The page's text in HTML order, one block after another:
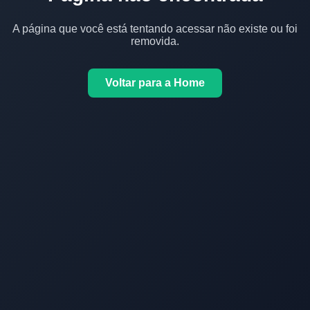
A página que você está tentando acessar não existe ou foi
removida.
Voltar para a Home